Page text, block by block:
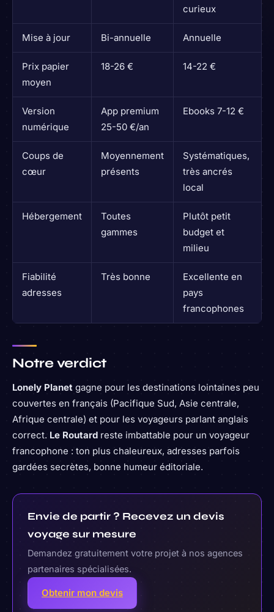
curieux
Mise à jour Bi-annuelle Annuelle
Prix papier
moyen
18-26 € 14-22 €
Version
numérique
App premium
25-50 €/an
Ebooks 7-12 €
Coups de
cœur
Moyennement
présents
Systématiques,
très ancrés
local
Hébergement
Toutes
gammes
Plutôt petit
budget et
milieu
Fiabilité
adresses
Très bonne
Excellente en
pays
francophones
Notre verdict
Lonely Planet gagne pour les destinations lointaines peu
couvertes en français (Pacifique Sud, Asie centrale,
Afrique centrale) et pour les voyageurs parlant anglais
correct. Le Routard reste imbattable pour un voyageur
francophone : ton plus chaleureux, adresses parfois
gardées secrètes, bonne humeur éditoriale.
Envie de partir ? Recevez un devis
voyage sur mesure
Demandez gratuitement votre projet à nos agences
partenaires spécialisées.
Obtenir mon devis